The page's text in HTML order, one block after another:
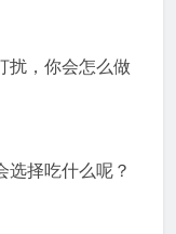
扰，你会怎么做
选择吃什么呢？